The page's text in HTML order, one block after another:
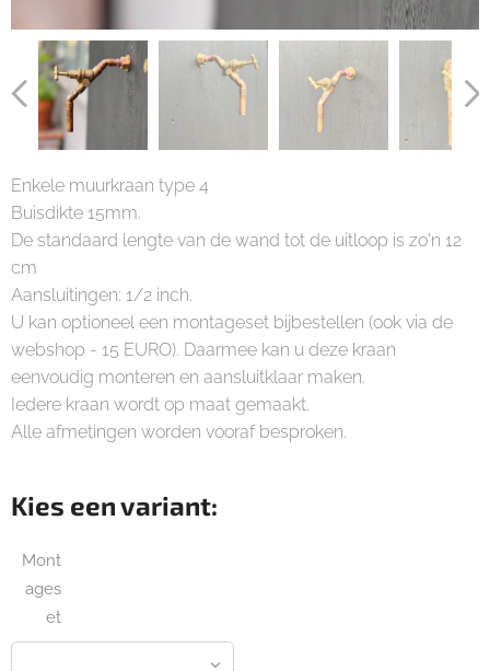
Enkele muurkraan type 4
Buisdikte 15mm.
De standaard lengte van de wand tot de uitloop is zo'n 12
cm
Aansluitingen: 1/2 inch.
U kan optioneel een montageset bijbestellen (ook via de
webshop - 15 EURO). Daarmee kan u deze kraan
eenvoudig monteren en aansluitklaar maken.
Iedere kraan wordt op maat gemaakt.
Alle afmetingen worden vooraf besproken.
Kies een variant:
Mont
ages
et